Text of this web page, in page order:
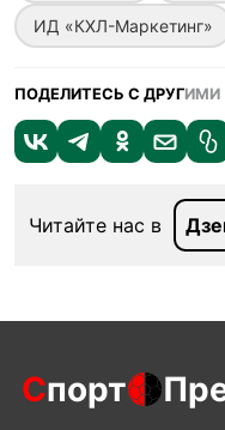
ИД «КХЛ-Маркетинг»
ПОДЕЛИТЕСЬ С ДРУГИМИ
Читайте нас в
Спорт